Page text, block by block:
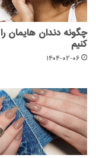
چگونه دندان هایمان
کنیم
۱۴۰۴-۰۲-۰۶